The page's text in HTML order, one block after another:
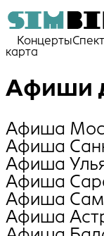
Концерты
карта
Афиши
Афиша
Афиша
Афиша
Афиша
Афиша
Афиша